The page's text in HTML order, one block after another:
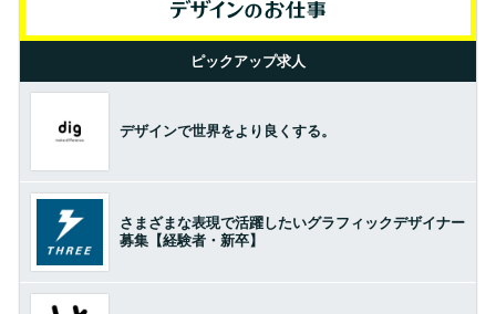
ピックアップ求人
デザインで世界をより良くする。
さまざまな表現で活躍したいグラフィックデザイナー
募集【経験者・新卒】